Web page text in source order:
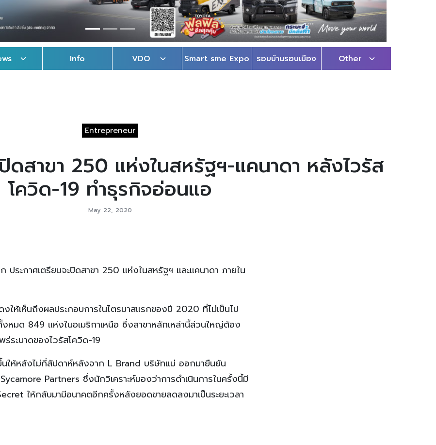
Info VDO Smart sme Expo รอบบ้านรอบเมือง Other
Entrepreneur
สาขา 250 แห่งในสหรัฐฯ-แคนาดา หลังไวรัส
โควิด-19 ทำธุรกิจอ่อนแอ
May 22, 2020
ระกาศเตรียมจะปิดสาขา 250 แห่งในสหรัฐฯ และแคนาดา ภายใน
ให้เห็นถึงผลประกอบการในไตรมาสแรกของปี 2020 ที่ไม่เป็นไป
หมด 849 แห่งในอเมริกาเหนือ ซึ่งสาขาหลักเหล่านี้ส่วนใหญ่ต้อง
ระบาดของไวรัสโควิด-19
ให้หลังไม่กี่สัปดาห์หลังจาก L Brand บริษัทแม่ ออกมายืนยัน
Partners ซึ่งนักวิเคราะห์มองว่าการดำเนินการในครั้งนี้มี
ให้กลับมามีอนาคตอีกครั้งหลังยอดขายลดลงมาเป็นระยะเวลา